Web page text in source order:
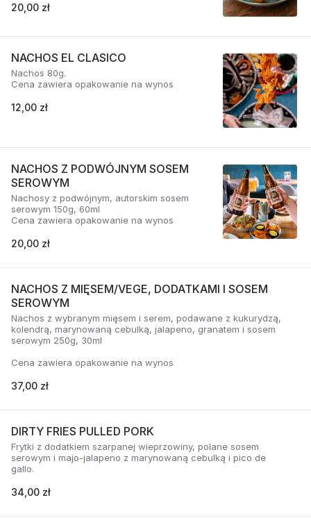
20,00 zł
NACHOS EL CLASICO
Nachos 80g.
Cena zawiera opakowanie na wynos
12,00 zł
NACHOS Z PODWÓJNYM SOSEM
SEROWYM
Nachosy z podwójnym, autorskim sosem
serowym 150g, 60ml
Cena zawiera opakowanie na wynos
20,00 zł
NACHOS Z MIĘSEM/VEGE, DODATKAMI I SOSEM
SEROWYM
Nachos z wybranym mięsem i serem, podawane z kukurydzą,
kolendrą, marynowaną cebulką, jalapeno, granatem i sosem
serowym 250g, 30ml
Cena zawiera opakowanie na wynos
37,00 zł
DIRTY FRIES PULLED PORK
Frytki z dodatkiem szarpanej wieprzowiny, polane sosem
serowym i majo-jalapeno z marynowaną cebulką i pico de
gallo.
34,00 zł